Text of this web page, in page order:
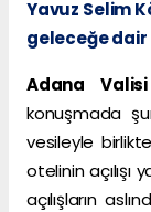
Yavuz Selim
geleceğe
Adana
konuşmada
vesileyle
otelinin
açılışların